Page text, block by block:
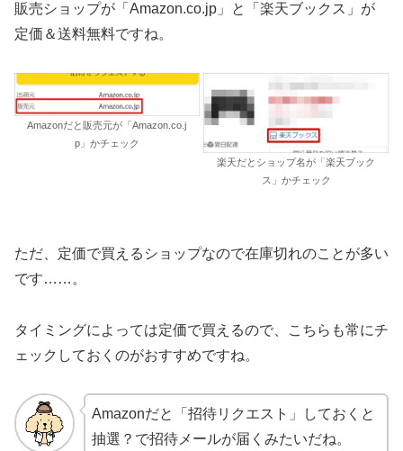
販売ショップが「Amazon.co.jp」と「楽天ブックス」が
定価＆送料無料ですね。
Amazonだと販売元が「Amazon.co.j
p」かチェック
楽天だとショップ名が「楽天ブック
ス」かチェック
ただ、定価で買えるショップなので在庫切れのことが多い
です……。
タイミングによっては定価で買えるので、こちらも常にチ
ェックしておくのがおすすめですね。
Amazonだと「招待リクエスト」しておくと
抽選？で招待メールが届くみたいだね。